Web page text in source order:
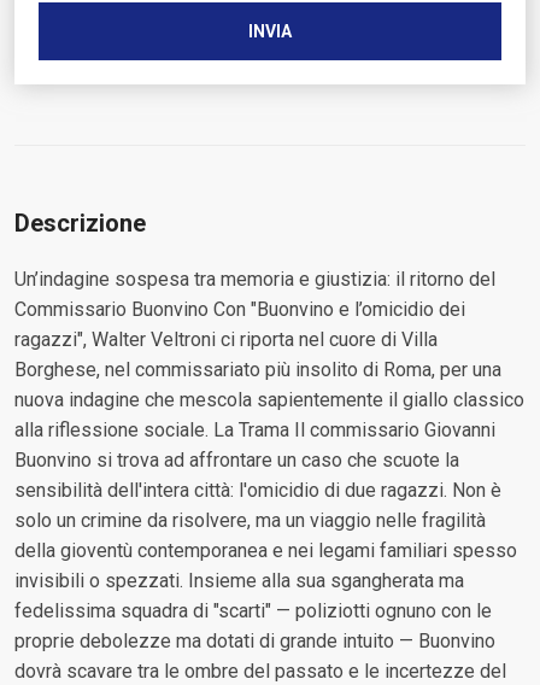
Descrizione
Un’indagine sospesa tra memoria e giustizia: il ritorno del
Commissario Buonvino Con "Buonvino e l’omicidio dei
ragazzi", Walter Veltroni ci riporta nel cuore di Villa
Borghese, nel commissariato più insolito di Roma, per una
nuova indagine che mescola sapientemente il giallo classico
alla riflessione sociale. La Trama Il commissario Giovanni
Buonvino si trova ad affrontare un caso che scuote la
sensibilità dell'intera città: l'omicidio di due ragazzi. Non è
solo un crimine da risolvere, ma un viaggio nelle fragilità
della gioventù contemporanea e nei legami familiari spesso
invisibili o spezzati. Insieme alla sua sgangherata ma
fedelissima squadra di "scarti" — poliziotti ognuno con le
proprie debolezze ma dotati di grande intuito — Buonvino
dovrà scavare tra le ombre del passato e le incertezze del